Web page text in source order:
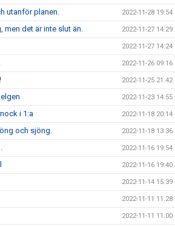
utanför planen. 2022-11-28 19:54
men det är inte slut än. 2022-11-27 14:29
2022-11-27 14:24
2022-11-26 09:16
2022-11-25 21:42
2022-11-23 14:55
i 1:a 2022-11-18 20:14
och sjöng. 2022-11-18 13:36
2022-11-16 19:54
2022-11-16 19:40
2022-11-14 15:39
2022-11-11 11:28
2022-11-11 11:00